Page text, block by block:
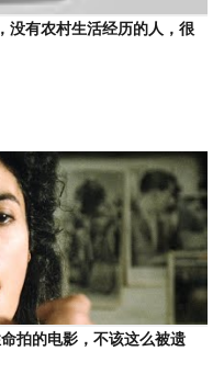
没有农村生活经历的人，很
拍的电影，不该这么被遗